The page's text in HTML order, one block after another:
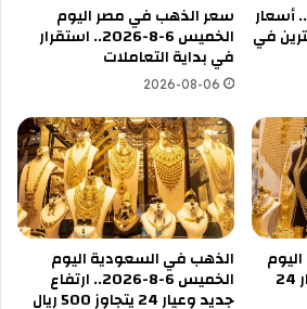
درهمًا.. أسعار
في
سعر الذهب في مصر اليوم
الخميس 6-8-2026.. استقرار
في بداية التعاملات
2026-08-06
الخميس 6-8-2026.. عيار 24
الذهب في السعودية اليوم
الخميس 6-8-2026.. ارتفاع
جديد وعيار 24 يتجاوز 500 ريال